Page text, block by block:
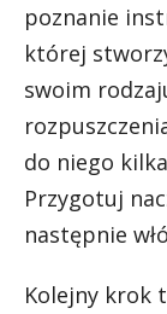
poznanie
której
swoim
do niego
Przygotuj
następnie
Kolejny krok